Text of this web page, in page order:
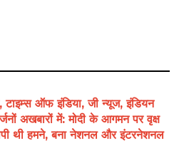
टाइम्स ऑफ इंडिया, जी न्यूज, इंडियन
अखबारों में: मोदी के आगमन पर वृक्ष
थी हमने, बना नेशनल और इंटरनेशनल